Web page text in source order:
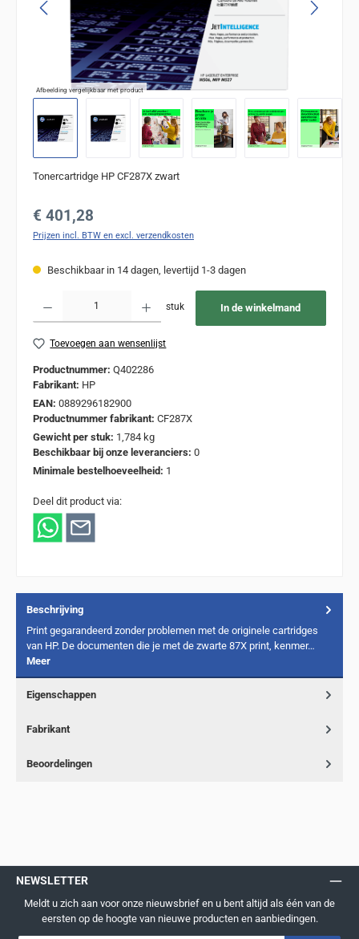
Afbeelding vergelijkbaar met product
Tonercartridge HP CF287X zwart
Normale prijs:
€ 401,28
Prijzen incl. BTW en excl. verzendkosten
Beschikbaar in 14 dagen, levertijd 1-3 dagen
stuk In de winkelmand
Toevoegen aan wensenlijst
Productnummer: Q402286
Fabrikant: HP
EAN: 0889296182900
Productnummer fabrikant: CF287X
Gewicht per stuk: 1,784 kg
Beschikbaar bij onze leveranciers: 0
Minimale bestelhoeveelheid: 1
Deel dit product via:
Beschrijving
Print gegarandeerd zonder problemen met de originele cartridges
van HP. De documenten die je met de zwarte 87X print, kenmer…
Meer
Eigenschappen
Fabrikant
Beoordelingen
NEWSLETTER
Meldt u zich aan voor onze nieuwsbrief en u bent altijd als één van de
eersten op de hoogte van nieuwe producten en aanbiedingen.